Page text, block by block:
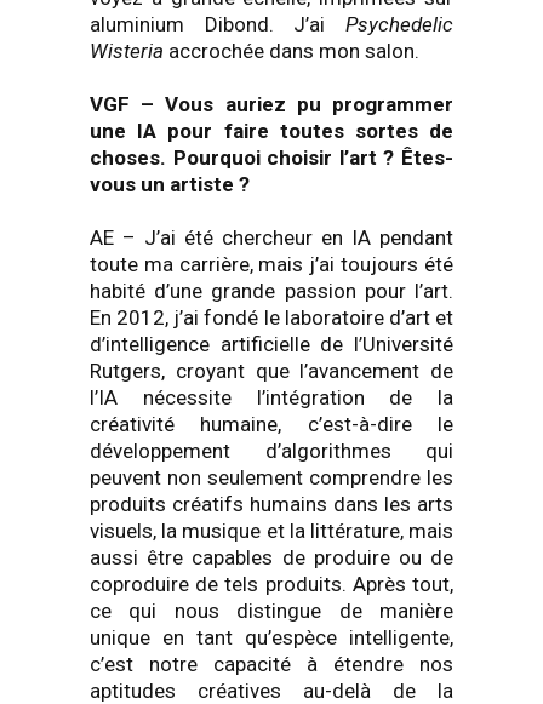
aluminium Dibond. J’ai Psychedelic
Wisteria accrochée dans mon salon.
VGF – Vous auriez pu programmer
une IA pour faire toutes sortes de
choses. Pourquoi choisir l’art ? Êtes-
vous un artiste ?
AE – J’ai été chercheur en IA pendant
toute ma carrière, mais j’ai toujours été
habité d’une grande passion pour l’art.
En 2012, j’ai fondé le laboratoire d’art et
d’intelligence artificielle de l’Université
Rutgers, croyant que l’avancement de
l’IA nécessite l’intégration de la
créativité humaine, c’est-à-dire le
développement d’algorithmes qui
peuvent non seulement comprendre les
produits créatifs humains dans les arts
visuels, la musique et la littérature, mais
aussi être capables de produire ou de
coproduire de tels produits. Après tout,
ce qui nous distingue de manière
unique en tant qu’espèce intelligente,
c’est notre capacité à étendre nos
aptitudes créatives au-delà de la